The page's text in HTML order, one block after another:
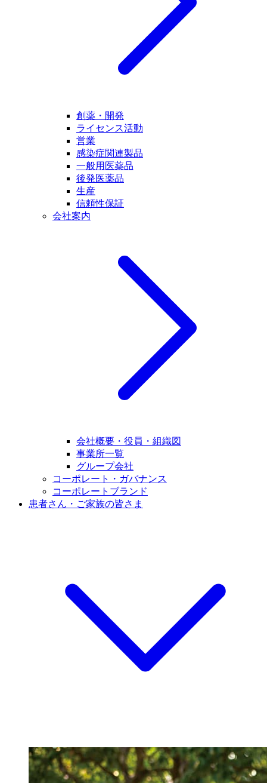
創薬・開発
ライセンス活動
営業
感染症関連製品
一般用医薬品
後発医薬品
生産
信頼性保証
会社案内
会社概要・役員・組織図
事業所一覧
グループ会社
コーポレート・ガバナンス
コーポレートブランド
患者さん・ご家族の皆さま